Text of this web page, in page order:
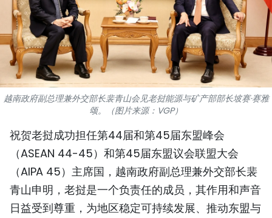
史海
多功能媒体
图表新闻
图库
视频
人民报社简介
TIẾNG VIỆT
越南政府副总理兼外交部长裴青山会见老挝能源与矿产部部长坡赛·赛雅
颂。（图片来源：VGP）
祝贺老挝成功担任第44届和第45届东盟峰会
（ASEAN 44-45）和第45届东盟议会联盟大会
（AIPA 45）主席国，越南政府副总理兼外交部长裴
青山申明，老挝是一个负责任的成员，其作用和声音
日益受到尊重，为地区稳定可持续发展、推动东盟与